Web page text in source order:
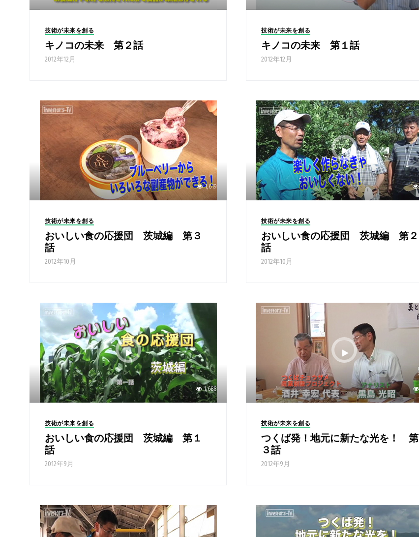
技術が未来を創る
キノコの未来 第２話
2012年12月
技術が未来を創る
キノコの未来 第１話
2012年12月
1,619
技術が未来を創る
おいしい食の応援団 茨城編 第３
話
2012年10月
技術が未来を創る
おいしい食の応援団 茨城編 第２
話
2012年10月
1,688
技術が未来を創る
おいしい食の応援団 茨城編 第１
話
2012年9月
技術が未来を創る
つくば発！地元に新たな光を！ 第
３話
2012年9月